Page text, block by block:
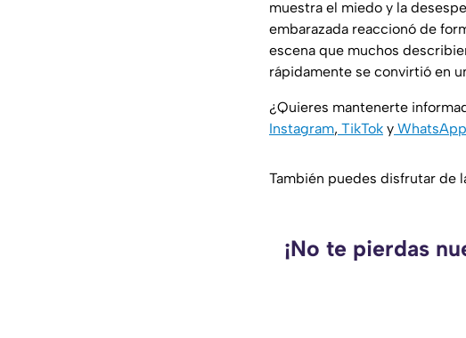
muestra el miedo y la
embarazada reaccionó de
escena que muchos
rápidamente se convirtió en
¿Quieres mantenerte
Instagram, TikTok y WhatsApp
También puedes disfrutar de
¡No te pierdas